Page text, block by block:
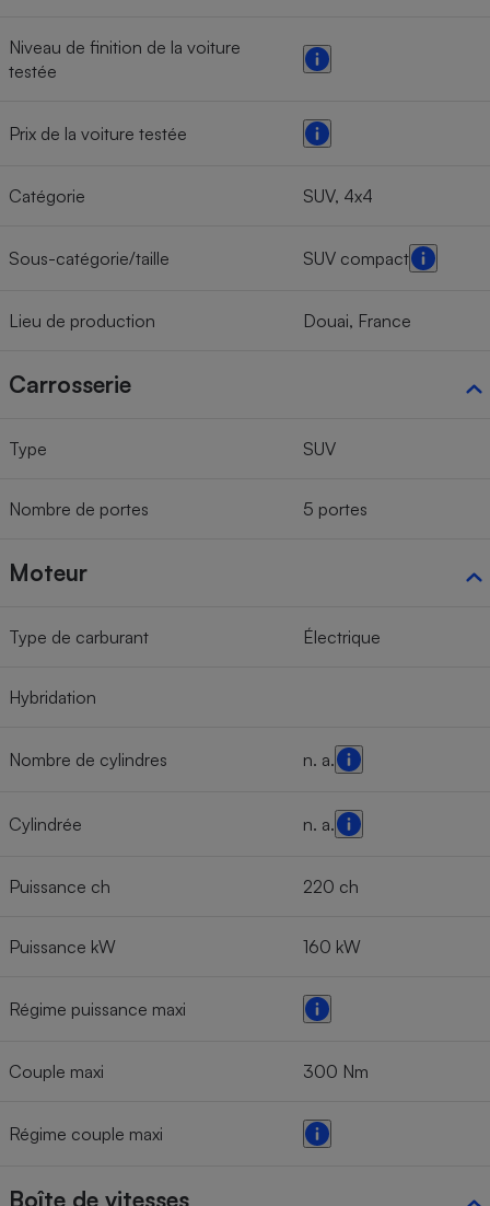
Niveau de finition de la voiture
testée
Prix de la voiture testée
Catégorie SUV, 4x4
Sous-catégorie/taille SUV compact
Lieu de production Douai, France
Carrosserie
Type SUV
Nombre de portes 5 portes
Moteur
Type de carburant Électrique
Hybridation
Nombre de cylindres n. a.
Cylindrée n. a.
Puissance ch 220 ch
Puissance kW 160 kW
Régime puissance maxi
Couple maxi 300 Nm
Régime couple maxi
Boîte de vitesses